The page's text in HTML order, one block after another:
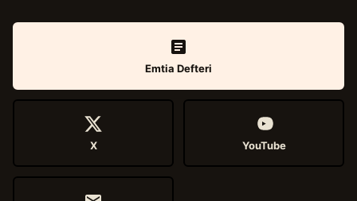
Emtia Defteri
X YouTube